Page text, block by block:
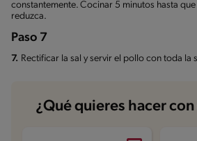
constantemente. Cocinar 5 minutos hasta que
reduzca.
Paso 7
7. Rectificar la sal y servir el pollo con toda la
¿Qué quieres hacer con